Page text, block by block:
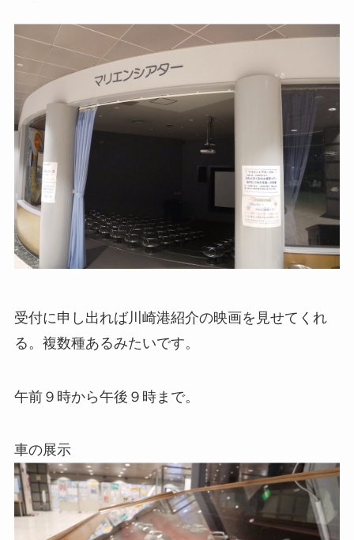
受付に申し出れば川崎港紹介の映画を見せてくれ
る。複数種あるみたいです。
午前９時から午後９時まで。
車の展示